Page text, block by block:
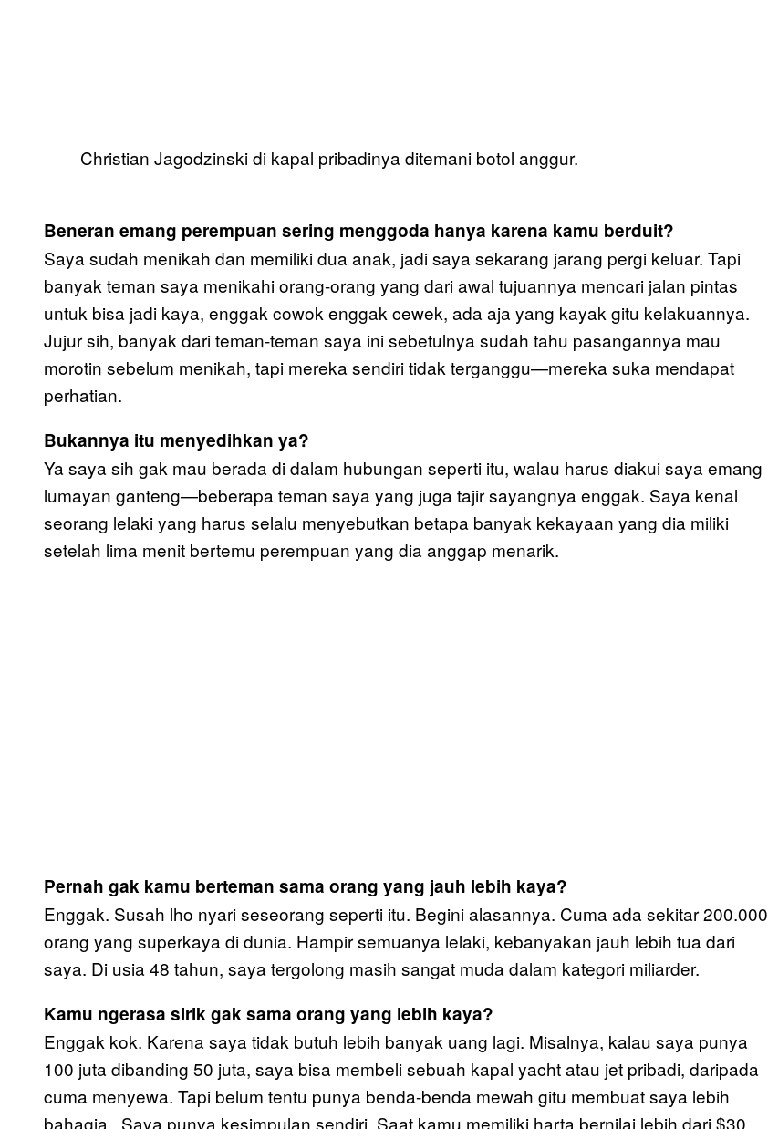
Christian Jagodzinski di kapal pribadinya ditemani botol anggur.
Beneran emang perempuan sering menggoda hanya karena kamu berduit?
Saya sudah menikah dan memiliki dua anak, jadi saya sekarang jarang pergi keluar. Tapi
banyak teman saya menikahi orang-orang yang dari awal tujuannya mencari jalan pintas
untuk bisa jadi kaya, enggak cowok enggak cewek, ada aja yang kayak gitu kelakuannya.
Jujur sih, banyak dari teman-teman saya ini sebetulnya sudah tahu pasangannya mau
morotin sebelum menikah, tapi mereka sendiri tidak terganggu—mereka suka mendapat
perhatian.
Bukannya itu menyedihkan ya?
Ya saya sih gak mau berada di dalam hubungan seperti itu, walau harus diakui saya emang
lumayan ganteng—beberapa teman saya yang juga tajir sayangnya enggak. Saya kenal
seorang lelaki yang harus selalu menyebutkan betapa banyak kekayaan yang dia miliki
setelah lima menit bertemu perempuan yang dia anggap menarik.
Pernah gak kamu berteman sama orang yang jauh lebih kaya?
Enggak. Susah lho nyari seseorang seperti itu. Begini alasannya. Cuma ada sekitar 200.000
orang yang superkaya di dunia. Hampir semuanya lelaki, kebanyakan jauh lebih tua dari
saya. Di usia 48 tahun, saya tergolong masih sangat muda dalam kategori miliarder.
Kamu ngerasa sirik gak sama orang yang lebih kaya?
Enggak kok. Karena saya tidak butuh lebih banyak uang lagi. Misalnya, kalau saya punya
100 juta dibanding 50 juta, saya bisa membeli sebuah kapal yacht atau jet pribadi, daripada
cuma menyewa. Tapi belum tentu punya benda-benda mewah gitu membuat saya lebih
bahagia . Saya punya kesimpulan sendiri. Saat kamu memiliki harta bernilai lebih dari $30